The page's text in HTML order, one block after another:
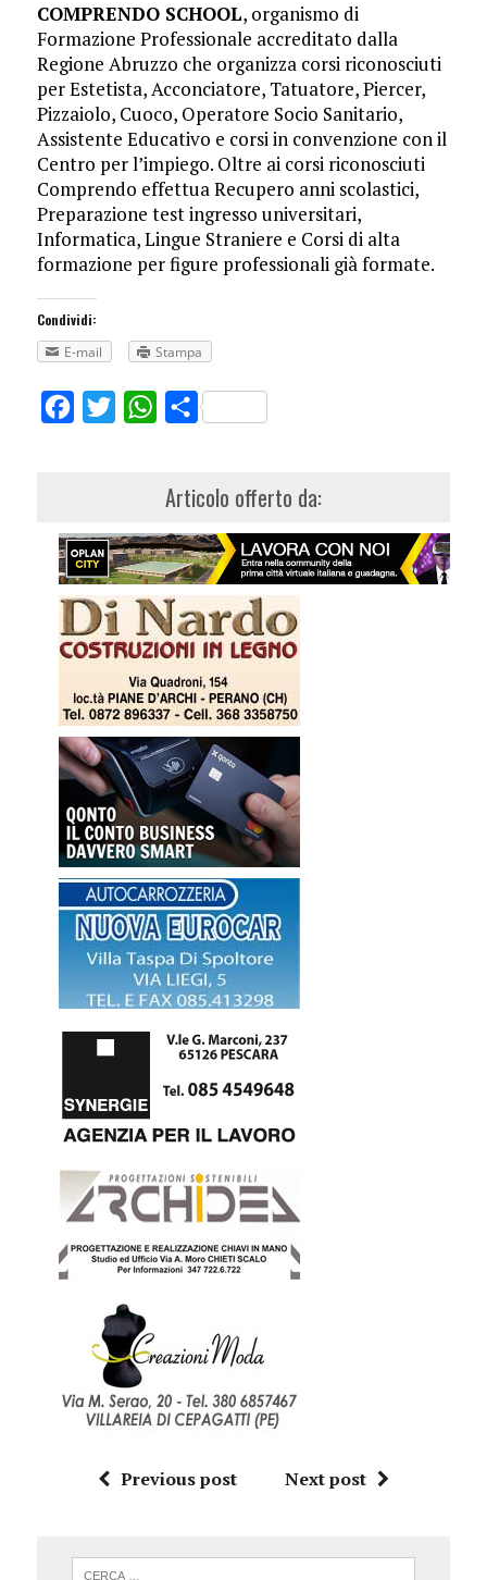
COMPRENDO SCHOOL, organismo di
Formazione Professionale accreditato dalla
Regione Abruzzo che organizza corsi riconosciuti
per Estetista, Acconciatore, Tatuatore, Piercer,
Pizzaiolo, Cuoco, Operatore Socio Sanitario,
Assistente Educativo e corsi in convenzione con il
Centro per l’impiego. Oltre ai corsi riconosciuti
Comprendo effettua Recupero anni scolastici,
Preparazione test ingresso universitari,
Informatica, Lingue Straniere e Corsi di alta
formazione per figure professionali già formate.
Condividi:
E-mail
Stampa
FacebookTwitterWhatsApp
Share
Articolo offerto da:
Previous post Next post